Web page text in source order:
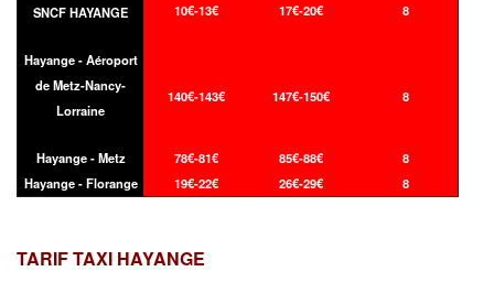
SNCF HAYANGE
10€-13€ 17€-20€ 8
Hayange - Aéroport
de Metz-Nancy-
Lorraine
140€-143€ 147€-150€ 8
Hayange - Metz 78€-81€ 85€-88€
8
Hayange - Florange
19€-22€ 26€-29€ 8
TARIF TAXI HAYANGE